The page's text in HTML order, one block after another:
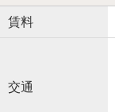
賃料
交通